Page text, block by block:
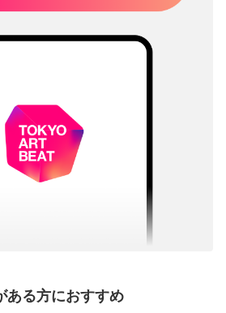
ある方におすすめ